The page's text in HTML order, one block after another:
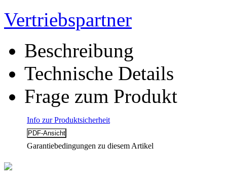
Vertriebspartner
Beschreibung
Technische Details
Frage zum Produkt
Info zur Produktsicherheit
Garantiebedingungen zu diesem Artikel